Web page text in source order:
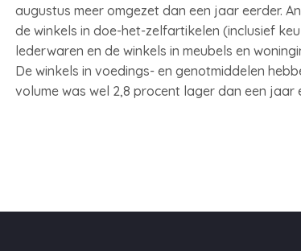
augustus meer omgezet dan een jaar eerder.
de winkels in doe-het-zelfartikelen (inclusief
lederwaren en de winkels in meubels en
De winkels in voedings- en genotmiddelen
volume was wel 2,8 procent lager dan een jaar